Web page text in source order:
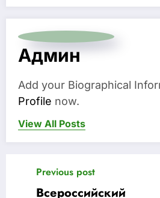
Админ
Add your Biographical
Profile now.
View All Posts
Previous post
Всероссийский